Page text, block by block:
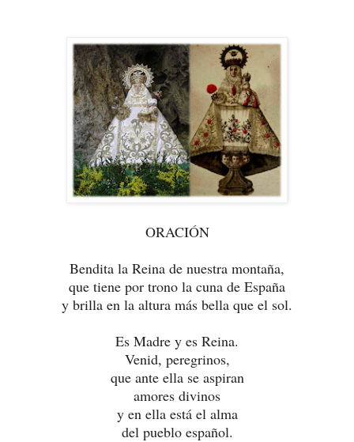
ORACIÓN
Bendita la Reina de nuestra montaña,
que tiene por trono la cuna de España
y brilla en la altura más bella que el sol.
Es Madre y es Reina.
Venid, peregrinos,
que ante ella se aspiran
amores divinos
y en ella está el alma
del pueblo español.